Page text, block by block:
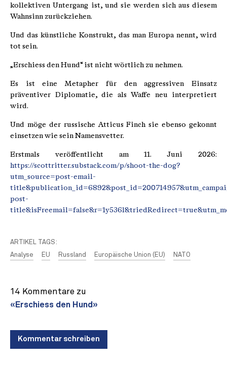
kollektiven Untergang ist, und sie werden sich aus diesem
Wahnsinn zurückziehen.
Und das künstliche Konstrukt, das man Europa nennt, wird
tot sein.
„Erschiess den Hund“ ist nicht wörtlich zu nehmen.
Es ist eine Metapher für den aggressiven Einsatz
präventiver Diplomatie, die als Waffe neu interpretiert
wird.
Und möge der russische Atticus Finch sie ebenso gekonnt
einsetzen wie sein Namensvetter.
Erstmals veröffentlicht am 11. Juni 2026:
https://scottritter.substack.com/p/shoot-the-dog?
utm_source=post-email-
post-
ARTIKEL TAGS:
Analyse
EU Russland Europäische Union (EU) NATO
14 Kommentare zu
«Erschiess den Hund»
Kommentar schreiben